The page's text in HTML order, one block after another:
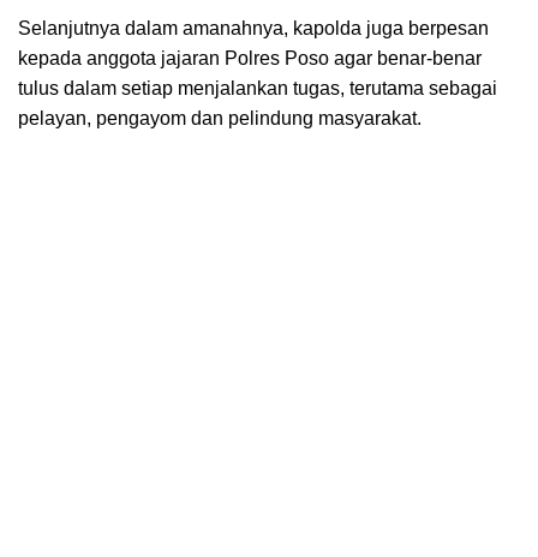
Selanjutnya dalam amanahnya, kapolda juga berpesan
kepada anggota jajaran Polres Poso agar benar-benar
tulus dalam setiap menjalankan tugas, terutama sebagai
pelayan, pengayom dan pelindung masyarakat.